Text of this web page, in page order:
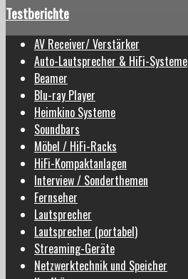
Testberichte
AV Receiver/ Verstärker
Auto-Lautsprecher & HiFi-Systeme
Beamer
Blu-ray Player
Heimkino Systeme
Soundbars
Möbel / HiFi-Racks
HiFi-Kompaktanlagen
Interview / Sonderthemen
Fernseher
Lautsprecher
Lautsprecher (portabel)
Streaming-Geräte
Netzwerktechnik und Speicher